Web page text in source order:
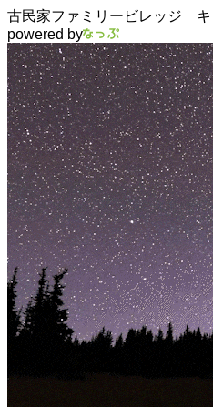
古民家ファミリービレッジ キ
powered by